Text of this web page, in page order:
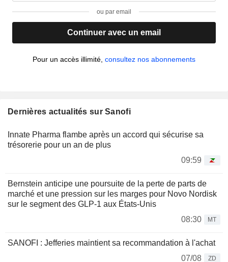
ou par email
Continuer avec un email
Pour un accès illimité, consultez nos abonnements
Dernières actualités sur Sanofi
Innate Pharma flambe après un accord qui sécurise sa
trésorerie pour un an de plus
09:59
Bernstein anticipe une poursuite de la perte de parts de
marché et une pression sur les marges pour Novo Nordisk
sur le segment des GLP-1 aux États-Unis
08:30
MT
SANOFI : Jefferies maintient sa recommandation à l'achat
07/08
ZD